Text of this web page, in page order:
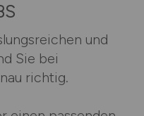
und
Sie bei
richtig.